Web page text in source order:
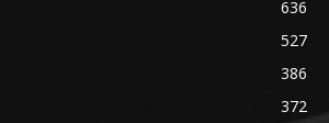
636
527
386
372